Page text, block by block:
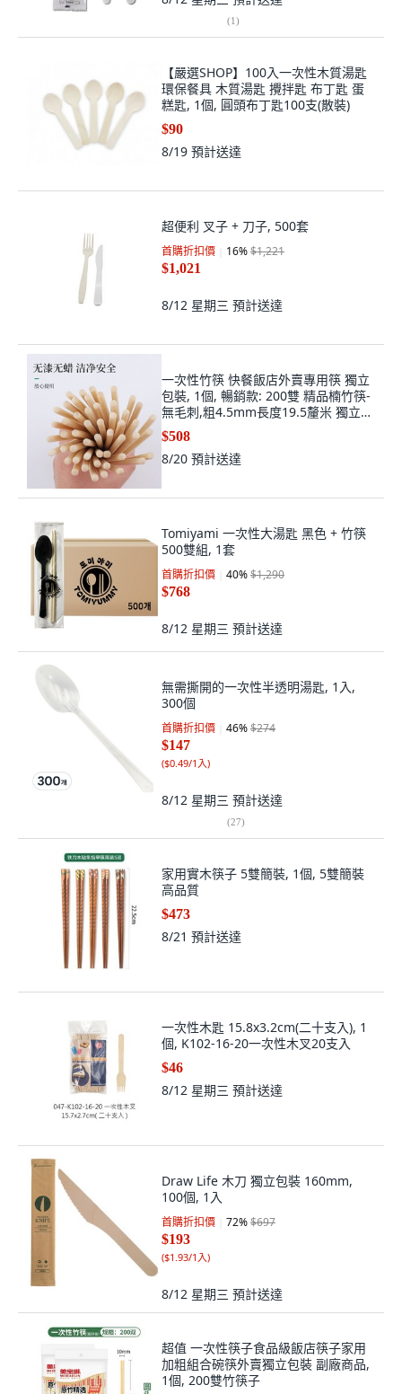
(1)
【嚴選SHOP】100入一次性木質湯匙
環保餐具 木質湯匙 攪拌匙 布丁匙 蛋
糕匙, 1個, 圓頭布丁匙100支(散裝)
$90
8/19 預計送達
超便利 叉子 + 刀子, 500套
首購折扣價 16%$1,221
$1,021
8/12 星期三 預計送達
一次性竹筷 快餐飯店外賣專用筷 獨立
包裝, 1個, 暢銷款: 200雙 精品楠竹筷-
無毛刺,粗4.5mm長度19.5釐米 獨立包
裝
$508
8/20 預計送達
Tomiyami 一次性大湯匙 黑色 + 竹筷
500雙組, 1套
首購折扣價 40%$1,290
$768
8/12 星期三 預計送達
無需撕開的一次性半透明湯匙, 1入,
300個
首購折扣價 46%$274
$147
($0.49/1入)
8/12 星期三 預計送達
(27)
家用實木筷子 5雙簡裝, 1個, 5雙簡裝
高品質
$473
8/21 預計送達
一次性木匙 15.8x3.2cm(二十支入), 1
個, K102-16-20一次性木叉20支入
$46
8/12 星期三 預計送達
Draw Life 木刀 獨立包裝 160mm,
100個, 1入
首購折扣價 72%$697
$193
($1.93/1入)
8/12 星期三 預計送達
超值 一次性筷子食品級飯店筷子家用
加粗組合碗筷外賣獨立包裝 副廠商品,
1個, 200雙竹筷子